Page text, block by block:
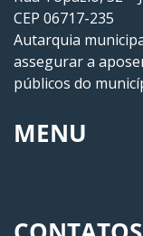
CEP 06717-235
Autarquia
assegurar a
públicos do
MENU